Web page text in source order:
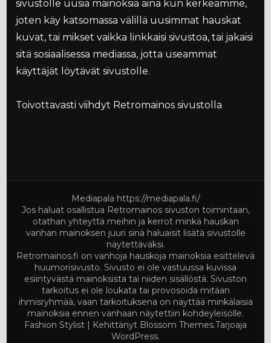
sivustolle uusia mainoksia aina kun kerkeämme,
joten käy katsomassa välillä uusimmat hauskat
kuvat, tai mikset vaikka linkkaisi sivustoa, tai jakaisi
sitä sosiaalisessa mediassa, jotta useammat
käyttäjät löytävät sivustolle.
Toivottavasti viihdyt Retromainos sivustolla
Mediapala https://mediapala.fi/
Jos haluat osallistua Retromainos sivuston toimintaan,
otathan yhteyttä meihin ja kerrot minkä hauskan
vanhan mainoksen juuri sinä haluaisit lisätä sivustolle
näytettäväksi.
Retromainos.fi on vanhoja hauskoja mainoksia esittelevä
huumorisivusto. Sivusto ei ole vastuussa kuvissa
esiintyvästä mainoksista tai niiden sisällöstä. Sivuston
tarkoitus ei ole loukata tai provosoida mitään
ihmisryhmää, vaan tarkoituksena on näyttää minkälaisia
mainoksia ennen vanhaan näytettiin kohdeyleisölle.
Fashion Stylist | Kehittänyt Blossom Themes.Tarjoaja
WordPress.